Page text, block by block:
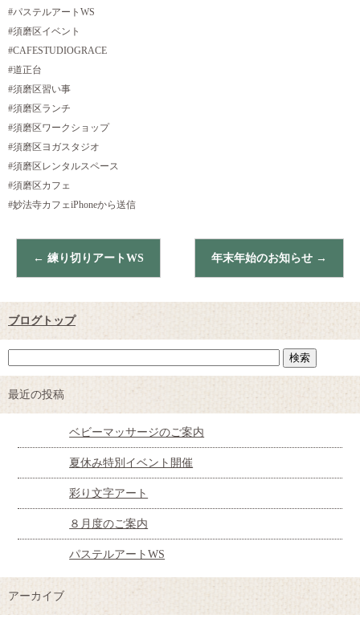
#パステルアートWS
#須磨区イベント
#CAFESTUDIOGRACE
#道正台
#須磨区習い事
#須磨区ランチ
#須磨区ワークショップ
#須磨区ヨガスタジオ
#須磨区レンタルスペース
#須磨区カフェ
#妙法寺カフェiPhoneから送信
← 練り切りアートWS 年末年始のお知らせ →
ブログトップ
最近の投稿
ベビーマッサージのご案内
夏休み特別イベント開催
彩り文字アート
８月度のご案内
パステルアートWS
アーカイブ